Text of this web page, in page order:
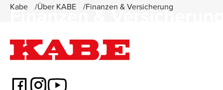
Finanzen &
Kabe Über KABE Finanzen & Versicherung